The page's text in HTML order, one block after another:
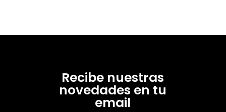
Recibe nuestras
novedades en tu
email